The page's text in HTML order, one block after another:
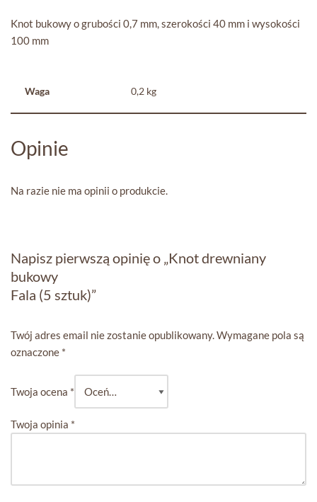
Knot bukowy o grubości 0,7 mm, szerokości 40 mm i wysokości
100 mm
Waga 0,2 kg
Opinie
Na razie nie ma opinii o produkcie.
Napisz pierwszą opinię o „Knot drewniany
bukowy
Fala (5 sztuk)”
Twój adres email nie zostanie opublikowany.Wymagane pola są
oznaczone *
Twoja ocena *
Twoja opinia *